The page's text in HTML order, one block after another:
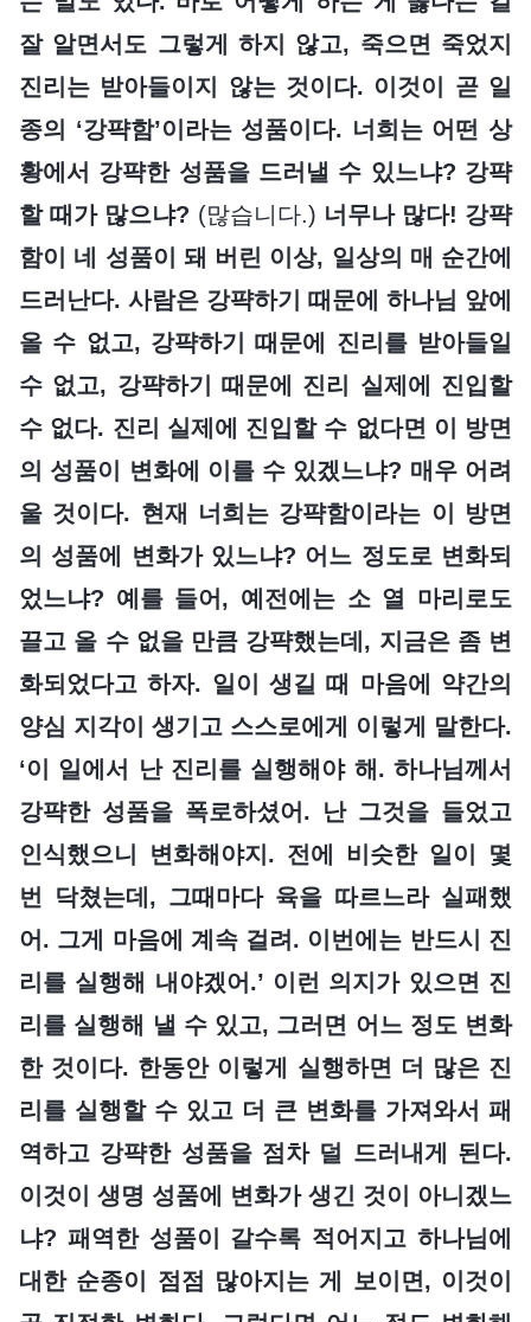
잘 알면서도 그렇게 하지 않고, 죽으면 죽었지
진리는 받아들이지 않는 것이다. 이것이 곧 일
종의 ‘강퍅함’이라는 성품이다. 너희는 어떤 상
황에서 강퍅한 성품을 드러낼 수 있느냐? 강퍅
할 때가 많으냐? (많습니다.) 너무나 많다! 강퍅
함이 네 성품이 돼 버린 이상, 일상의 매 순간에
드러난다. 사람은 강퍅하기 때문에 하나님 앞에
올 수 없고, 강퍅하기 때문에 진리를 받아들일
수 없고, 강퍅하기 때문에 진리 실제에 진입할
수 없다. 진리 실제에 진입할 수 없다면 이 방면
의 성품이 변화에 이를 수 있겠느냐? 매우 어려
울 것이다. 현재 너희는 강퍅함이라는 이 방면
의 성품에 변화가 있느냐? 어느 정도로 변화되
었느냐? 예를 들어, 예전에는 소 열 마리로도
끌고 올 수 없을 만큼 강퍅했는데, 지금은 좀 변
화되었다고 하자. 일이 생길 때 마음에 약간의
양심 지각이 생기고 스스로에게 이렇게 말한다.
‘이 일에서 난 진리를 실행해야 해. 하나님께서
강퍅한 성품을 폭로하셨어. 난 그것을 들었고
인식했으니 변화해야지. 전에 비슷한 일이 몇
번 닥쳤는데, 그때마다 육을 따르느라 실패했
어. 그게 마음에 계속 걸려. 이번에는 반드시 진
리를 실행해 내야겠어.’ 이런 의지가 있으면 진
리를 실행해 낼 수 있고, 그러면 어느 정도 변화
한 것이다. 한동안 이렇게 실행하면 더 많은 진
리를 실행할 수 있고 더 큰 변화를 가져와서 패
역하고 강퍅한 성품을 점차 덜 드러내게 된다.
이것이 생명 성품에 변화가 생긴 것이 아니겠느
냐? 패역한 성품이 갈수록 적어지고 하나님에
대한 순종이 점점 많아지는 게 보이면, 이것이